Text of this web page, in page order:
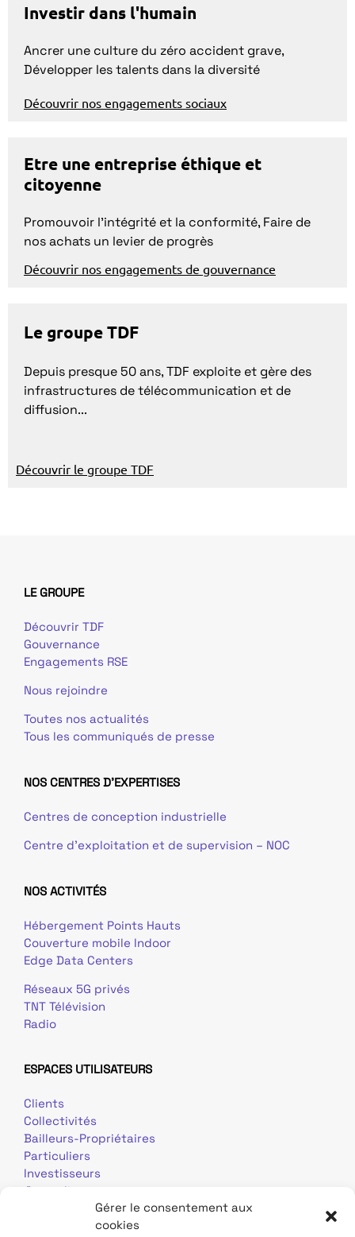
Gérer le consentement aux
cookies
Investir dans l'humain
Ancrer une culture du zéro accident grave,
Développer les talents dans la diversité
Découvrir nos engagements sociaux
Etre une entreprise éthique et
citoyenne
Promouvoir l'intégrité et la conformité, Faire de
nos achats un levier de progrès
Découvrir nos engagements de gouvernance
Le groupe TDF
Depuis presque 50 ans, TDF exploite et gère des
infrastructures de télécommunication et de
diffusion...
Découvrir le groupe TDF
LE GROUPE
Découvrir TDF
Gouvernance
Engagements RSE
Nous rejoindre
Toutes nos actualités
Tous les communiqués de presse
NOS CENTRES D'EXPERTISES
Centres de conception industrielle
Centre d’exploitation et de supervision – NOC
NOS ACTIVITÉS
Hébergement Points Hauts
Couverture mobile Indoor
Edge Data Centers
Réseaux 5G privés
TNT Télévision
Radio
ESPACES UTILISATEURS
Clients
Collectivités
Bailleurs-Propriétaires
Particuliers
Investisseurs
Journalistes